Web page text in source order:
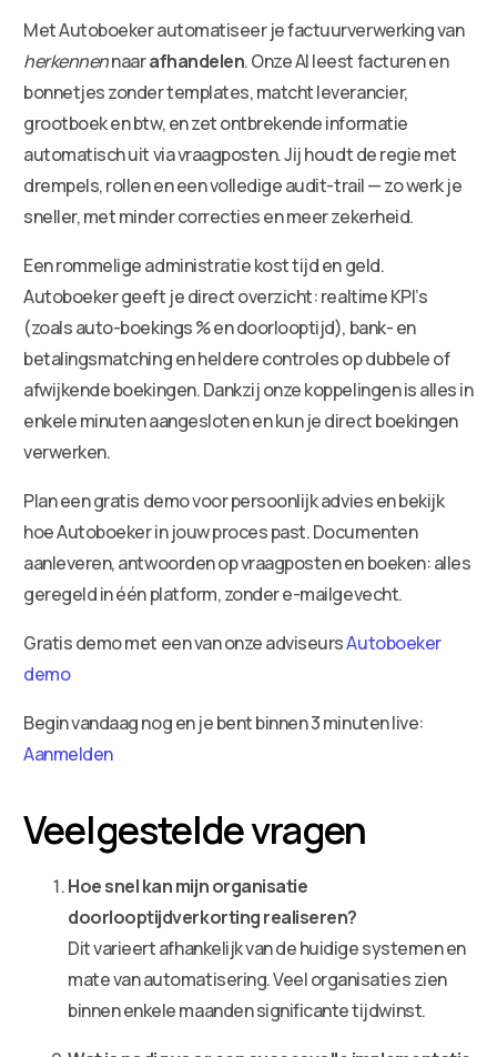
Met Autoboeker automatiseer je factuurverwerking van
herkennennaarafhandelen. Onze AI leest facturen en
bonnetjes zonder templates, matcht leverancier,
grootboek en btw, en zet ontbrekende informatie
automatisch uit via vraagposten. Jij houdt de regie met
drempels, rollen en een volledige audit-trail — zo werk je
sneller, met minder correcties en meer zekerheid.
Een rommelige administratie kost tijd en geld.
Autoboeker geeft je direct overzicht: realtime KPI’s
(zoals auto-boekings % en doorlooptijd), bank- en
betalingsmatching en heldere controles op dubbele of
afwijkende boekingen. Dankzij onze koppelingen is alles in
enkele minuten aangesloten en kun je direct boekingen
verwerken.
Plan een gratis demo voor persoonlijk advies en bekijk
hoe Autoboeker in jouw proces past. Documenten
aanleveren, antwoorden op vraagposten en boeken: alles
geregeld in één platform, zonder e-mailgevecht.
Gratis demo met een van onze adviseursAutoboeker
demo
Begin vandaag nog en je bent binnen 3 minuten live:
Aanmelden
Veelgestelde vragen
Hoe snel kan mijn organisatie
doorlooptijdverkorting realiseren?
Dit varieert afhankelijk van de huidige systemen en
mate van automatisering. Veel organisaties zien
binnen enkele maanden significante tijdwinst.